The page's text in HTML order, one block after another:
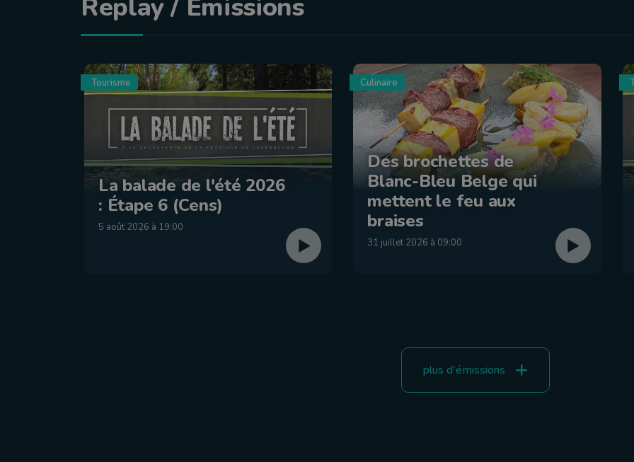
Replay / Émissions
Tourisme
La balade de l'été 2026
: Étape 6 (Cens)
5 août 2026 à 19:00
Culinaire
Des brochettes de
Blanc-Bleu Belge qui
mettent le feu aux
braises
31 juillet 2026 à 09:00
plus d'émissions